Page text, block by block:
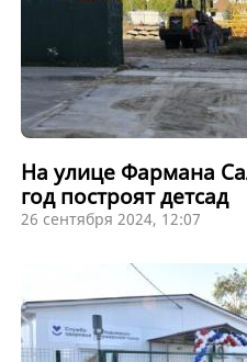
На улице Фармана
год построят детсад
26 сентября 2024, 12:07